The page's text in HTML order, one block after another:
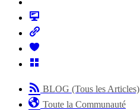
BLOG (Tous les Articles)
Toute la Communauté